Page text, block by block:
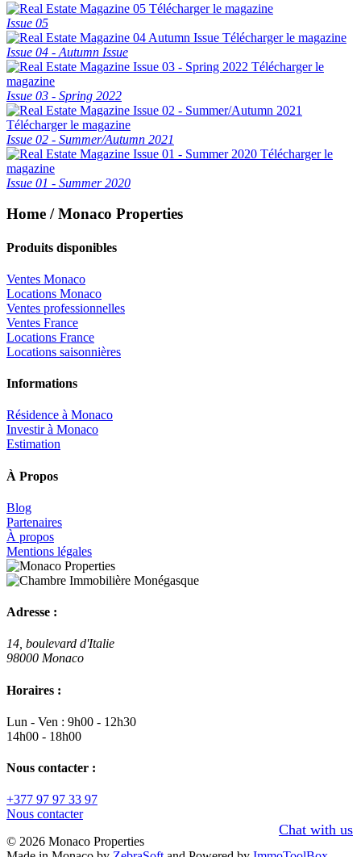
Télécharger le magazine
Issue 05
Télécharger le magazine
Issue 04 - Autumn Issue
Télécharger le
magazine
Issue 03 - Spring 2022
Télécharger le magazine
Issue 02 - Summer/Autumn 2021
Télécharger le
magazine
Issue 01 - Summer 2020
Home / Monaco Properties
Produits disponibles
Ventes Monaco
Locations Monaco
Ventes professionnelles
Ventes France
Locations France
Locations saisonnières
Informations
Résidence à Monaco
Investir à Monaco
Estimation
À Propos
Blog
Partenaires
À propos
Mentions légales
Chat with us
Adresse :
14, boulevard d'Italie
98000 Monaco
Horaires :
Lun - Ven : 9h00 - 12h30
14h00 - 18h00
Nous contacter :
+377 97 97 33 97
Nous contacter
© 2026 Monaco Properties